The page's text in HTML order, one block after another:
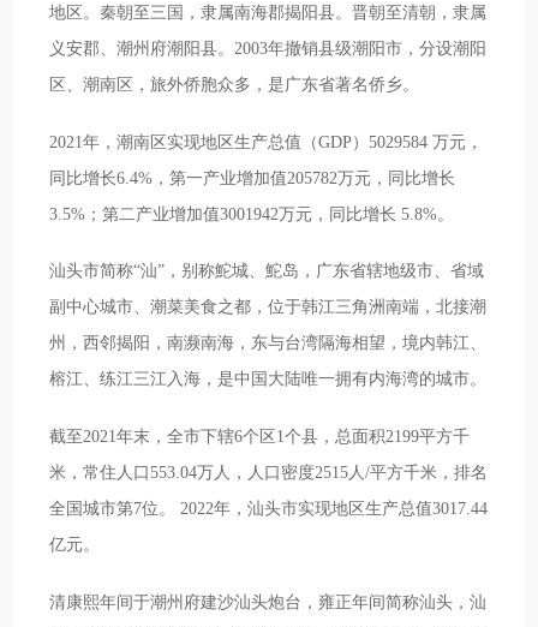
地区。秦朝至三国，隶属南海郡揭阳县。晋朝至清朝，隶属
义安郡、潮州府潮阳县。2003年撤销县级潮阳市，分设潮阳
区、潮南区，旅外侨胞众多，是广东省著名侨乡。
2021年，潮南区实现地区生产总值（GDP）5029584 万元，
同比增长6.4%，第一产业增加值205782万元，同比增长
3.5%；第二产业增加值3001942万元，同比增长 5.8%。
汕头市简称“汕”，别称鮀城、鮀岛，广东省辖地级市、省域
副中心城市、潮菜美食之都，位于韩江三角洲南端，北接潮
州，西邻揭阳，南濒南海，东与台湾隔海相望，境内韩江、
榕江、练江三江入海，是中国大陆唯一拥有内海湾的城市。
截至2021年末，全市下辖6个区1个县，总面积2199平方千
米，常住人口553.04万人，人口密度2515人/平方千米，排名
全国城市第7位。 2022年，汕头市实现地区生产总值3017.44
亿元。
清康熙年间于潮州府建沙汕头炮台，雍正年间简称汕头，汕